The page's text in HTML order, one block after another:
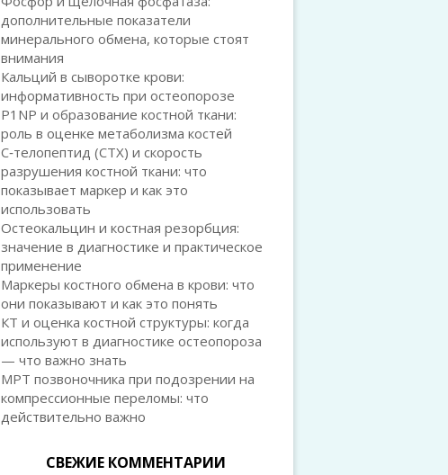
дополнительные показатели
минерального обмена, которые стоят
внимания
Кальций в сыворотке крови:
информативность при остеопорозе
P1NP и образование костной ткани:
роль в оценке метаболизма костей
C‑телопептид (CTX) и скорость
разрушения костной ткани: что
показывает маркер и как это
использовать
Остеокальцин и костная резорбция:
значение в диагностике и практическое
применение
Маркеры костного обмена в крови: что
они показывают и как это понять
КТ и оценка костной структуры: когда
используют в диагностике остеопороза
— что важно знать
МРТ позвоночника при подозрении на
компрессионные переломы: что
действительно важно
СВЕЖИЕ КОММЕНТАРИИ